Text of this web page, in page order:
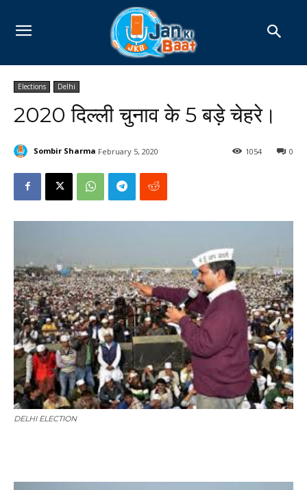
Elections Delhi
2020 दिल्ली चुनाव के 5 बड़े चेहरे।
Sombir Sharma February 5, 2020 0
1054
DELHI ELECTION